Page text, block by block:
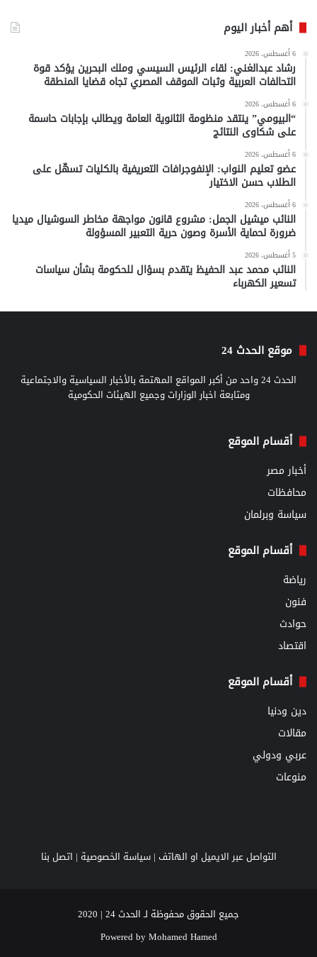
أهم أخبار اليوم
6 أغسطس، 2026
رشاد عبدالغني: لقاء الرئيس السيسي وملك البحرين يؤكد قوة
التحالفات العربية وثبات الموقف المصري تجاه قضايا المنطقة
6 أغسطس، 2026
“البيومي” ينتقد منظومة الثانوية العامة ويطالب بإجابات حاسمة
على شكاوى النتائج
6 أغسطس، 2026
عضو تعليم النواب: الإنفوجرافات التعريفية بالكليات تسهّل على
الطلاب حسن الاختيار
6 أغسطس، 2026
النائب ميشيل الجمل: مشروع قانون مواجهة مخاطر السوشيال ميديا
ضرورة لحماية الأسرة وصون حرية التعبير المسؤولة
5 أغسطس، 2026
النائب محمد عبد الحفيظ يتقدم بسؤال للحكومة بشأن سياسات
تسعير الكهرباء
موقع الحدث 24
الحدث 24 واحد من أكبر المواقع المهتمة بالأخبار السياسية والاجتماعية
ومتابعة اخبار الوزارات وجميع الهيئات الحكومية
أقسام الموقع
أخبار مصر
محافظات
سياسة وبرلمان
أقسام الموقع
رياضة
فنون
حوادث
اقتصاد
أقسام الموقع
دين ودنيا
مقالات
عربي ودولي
منوعات
التواصل عبر الايميل او الهاتف |سياسة الخصوصية | اتصل بنا
جميع الحقوق محفوظة لـ الحدث 24 | 2020
Powered byMohamed Hamed